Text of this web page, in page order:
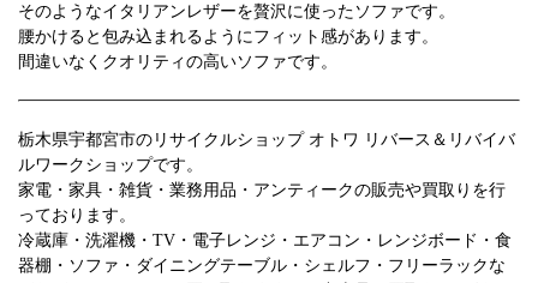
そのようなイタリアンレザーを贅沢に使ったソファです。
腰かけると包み込まれるようにフィット感があります。
間違いなくクオリティの高いソファです。
栃木県宇都宮市の リサイクルショップオトワ リバース＆リバイバ
ルワークショップです。
家電・家具・雑貨・業務用品・アンティークの販売や買取 りを行
っております。
冷蔵庫・洗濯機・TV・電子レンジ・エアコン・レンジボード・食
器棚・ソファ・ダイニングテーブル・シェルフ・フリーラック な